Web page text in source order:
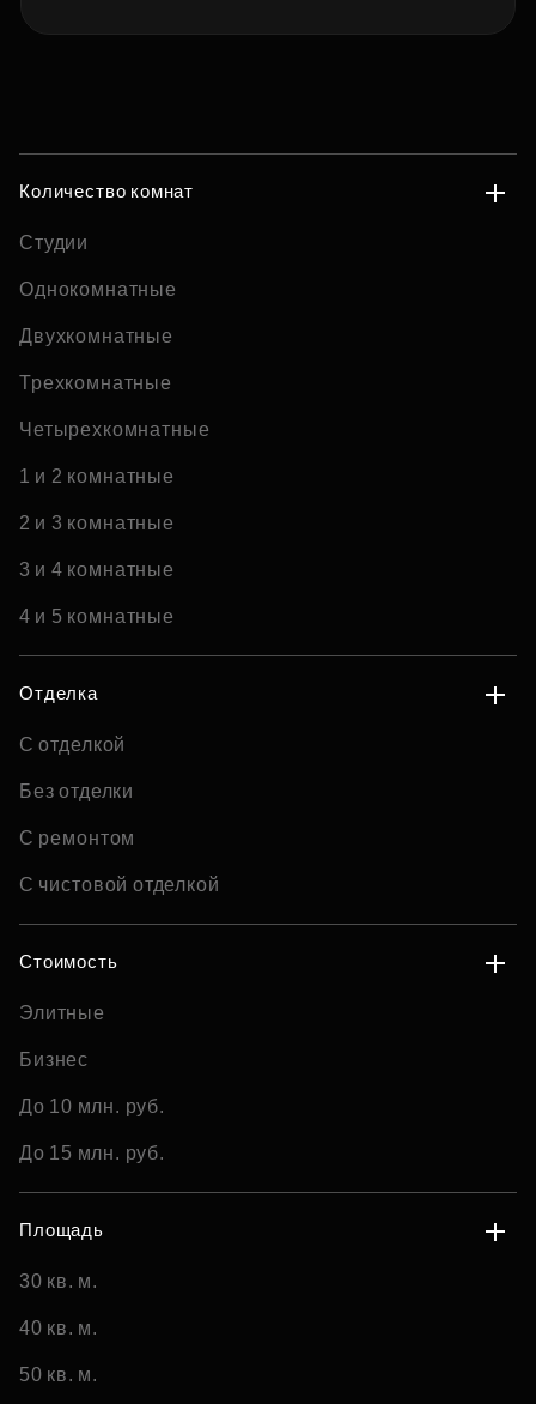
Количество комнат
Студии
Однокомнатные
Двухкомнатные
Трехкомнатные
Четырехкомнатные
1 и 2 комнатные
2 и 3 комнатные
3 и 4 комнатные
4 и 5 комнатные
Отделка
С отделкой
Без отделки
С ремонтом
С чистовой отделкой
Стоимость
Элитные
Бизнес
До 10 млн. руб.
До 15 млн. руб.
Площадь
30 кв. м.
40 кв. м.
50 кв. м.